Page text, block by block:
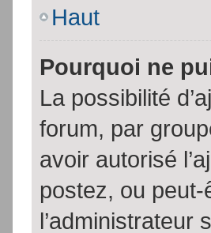
Haut
Pourquoi ne
La possibilité
forum, par
avoir autorisé
postez, ou
l’administrateur